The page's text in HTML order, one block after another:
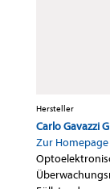
Hersteller
Carlo Gavazzi
Zur Homepage